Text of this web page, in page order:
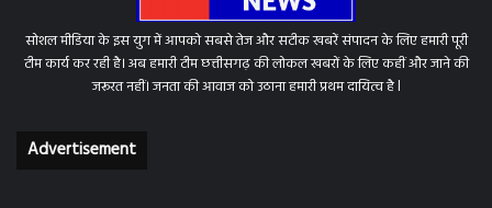
सोशल मीडिया के इस युग में आपको सबसे तेज और सटीक खबरें संपादन के लिए हमारी पूरी
टीम कार्य कर रही है। अब हमारी टीम छत्तीसगढ़ की लोकल खबरों के लिए कहीं और जाने की
जरूरत नहीं। जनता की आवाज को उठाना हमारी प्रथम दायित्व है l
Advertisement